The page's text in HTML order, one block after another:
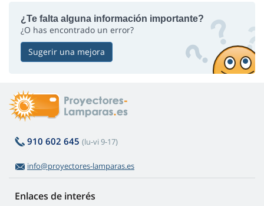
¿Te falta alguna información importante?
¿O has encontrado un error?
Sugerir una mejora
910 602 645 (lu-vi 9-17)
info@proyectores-lamparas.es
Enlaces de interés